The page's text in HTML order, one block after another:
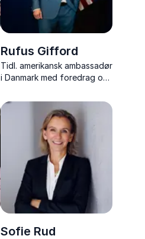
Rufus Gifford
Tidl. amerikansk ambassadør
i Danmark med foredrag om
og moderne lederskab.
Sofie Rud